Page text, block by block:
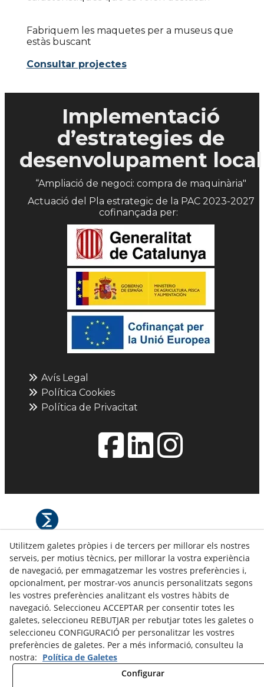
Fabriquem les maquetes per a museus que
estàs buscant
Consultar projectes
Implementació
d’estrategies de
desenvolupament local
“Ampliació de negoci: compra de maquinària"
Actuació del Pla estrategic de la PAC 2023-2027
cofinançada per:
Avís Legal
Política Cookies
Política de Privacitat
© 08/2026 L'ESFERA: Maquetisme i
museografia. - Tots els drets reservats.
Utilitzem galetes pròpies i de tercers per millorar els nostres
serveis, per motius tècnics, per millorar la vostra experiència
de navegació, per emmagatzemar les vostres preferències i,
opcionalment, per mostrar-vos anuncis personalitzats segons
les vostres preferències analitzant els vostres hàbits de
navegació. Seleccioneu ACCEPTAR per consentir totes les
galetes, seleccioneu REBUTJAR per rebutjar totes les galetes o
seleccioneu CONFIGURACIÓ per personalitzar les vostres
preferències de galetes. Per a més informació, consulteu la
nostra: Política de Galetes
Configurar